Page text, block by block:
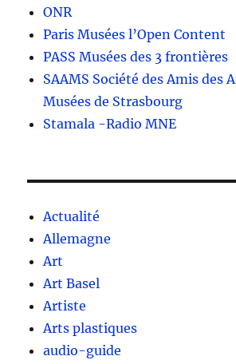
ONR
Paris Musées l’Open Content
PASS Musées des 3 frontières
SAAMS Société des Amis des
Musées de Strasbourg
Stamala -Radio MNE
Actualité
Allemagne
Art
Art Basel
Artiste
Arts plastiques
audio-guide